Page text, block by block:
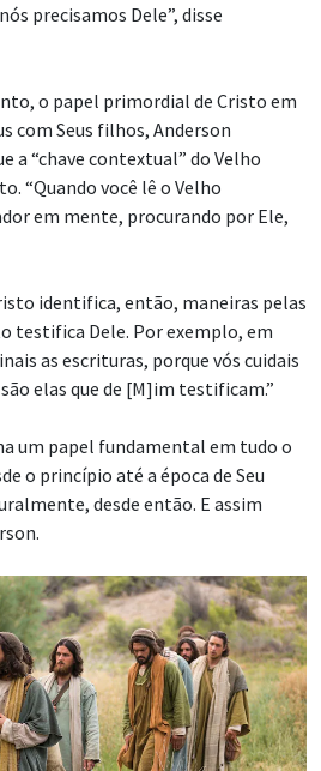
precisamos Dele”, disse
o papel primordial de Cristo em
com Seus filhos, Anderson
a “chave contextual” do Velho
“Quando você lê o Velho
em mente, procurando por Ele,
identifica, então, maneiras pelas
testifica Dele. Por exemplo, em
as escrituras, porque vós cuidais
elas que de [M]im testificam.”
um papel fundamental em tudo o
o princípio até a época de Seu
desde então. E assim